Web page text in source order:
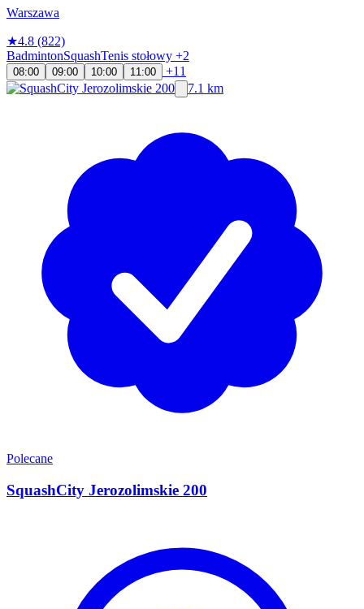
Warszawa
★4.8 (822)
BadmintonSquashTenis stołowy +2
08:00 09:00 10:00 11:00
+11
7.1 km
Polecane
SquashCity Jerozolimskie 200